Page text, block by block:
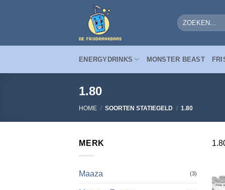
Zoeken
naar:
ENERGYDRINKS MONSTER BEAST
1.80
HOME / SOORTEN STATIEGELD / 1.80
MERK
Maaza (3)